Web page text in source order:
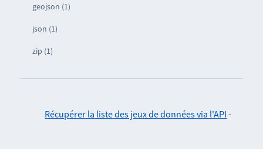
geojson (1)
json (1)
zip (1)
Récupérer la liste des jeux de données via l'API -